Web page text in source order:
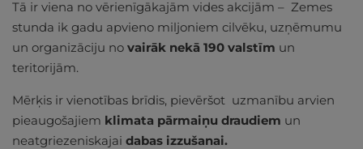
Tā ir viena no vērienīgākajām vides akcijām – Zemes
stunda ik gadu apvieno miljoniem cilvēku, uzņēmumu
un organizāciju no vairāk nekā 190 valstīm un
teritorijām.
Mērķis ir vienotības brīdis, pievēršot uzmanību arvien
pieaugošajiem klimata pārmaiņu draudiem un
neatgriezeniskajai dabas izzušanai.